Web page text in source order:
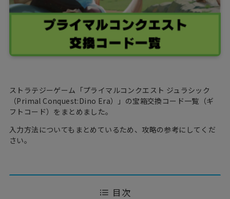
ストラテジーゲーム「プライマルコンクエスト ジュラシック
（Primal Conquest:Dino Era）」の宝箱交換コード一覧（ギ
フトコード）をまとめました。
入力方法についてもまとめているため、攻略の参考にしてくだ
さい。
目次